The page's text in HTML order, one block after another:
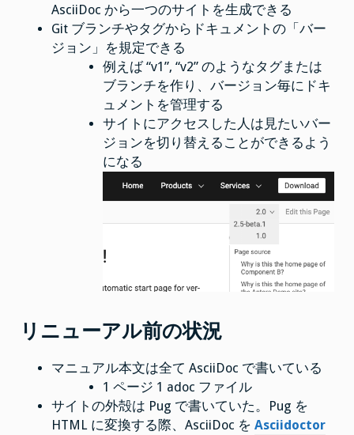
AsciiDoc から一つのサイトを生成できる
Git ブランチやタグからドキュメントの「バー
ジョン」を規定できる
例えば “v1”, “v2” のようなタグまたは
ブランチを作り、バージョン毎にドキ
ュメントを管理する
サイトにアクセスした人は見たいバー
ジョンを切り替えることができるよう
になる
リニューアル前の状況
マニュアル本文は全て AsciiDoc で書いている
1 ページ 1 adoc ファイル
サイトの外殻は Pug で書いていた。Pug を
HTML に変換する際、AsciiDoc を Asciidoctor